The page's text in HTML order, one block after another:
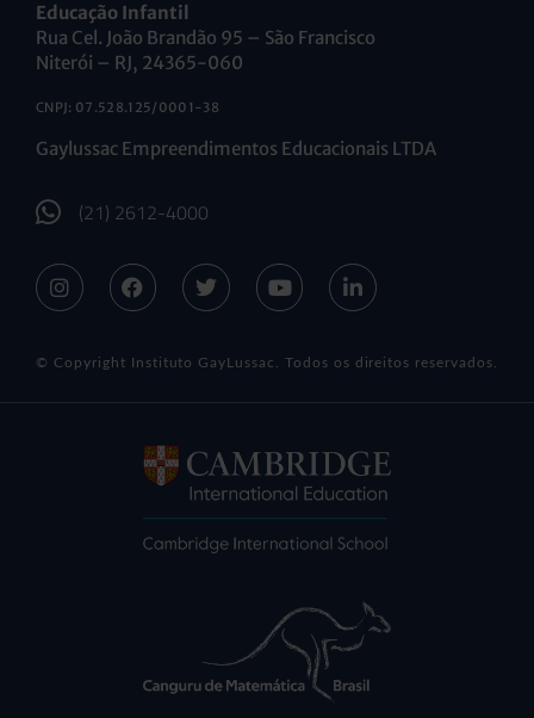
Educação Infantil
Rua Cel. João Brandão 95 – São Francisco
Niterói – RJ, 24365-060
CNPJ: 07.528.125/0001-38
Gaylussac Empreendimentos Educacionais LTDA
(21) 2612-4000
© Copyright Instituto GayLussac. Todos os direitos reservados.